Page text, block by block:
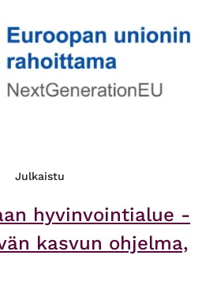
Julkaistu
hyvinvointialue -
kasvun ohjelma,